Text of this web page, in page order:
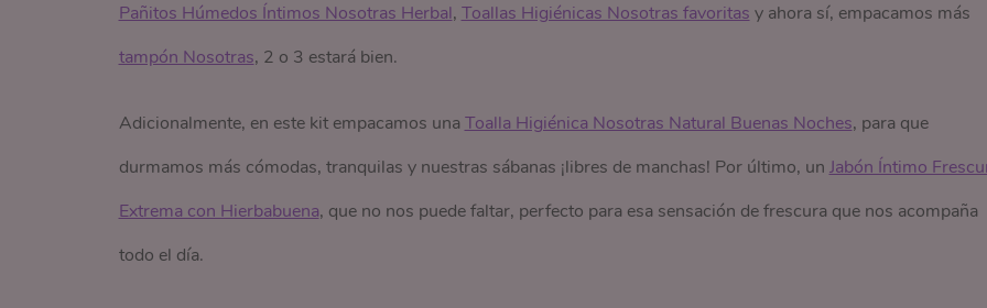
Pañitos Húmedos Íntimos Nosotras Herbal, Toallas Higiénicas Nosotras favoritas y ahora sí, empacamos más
tampón Nosotras, 2 o 3 estará bien.
Adicionalmente, en este kit empacamos una Toalla Higiénica Nosotras Natural Buenas Noches, para que
durmamos más cómodas, tranquilas y nuestras sábanas ¡libres de manchas! Por último, un Jabón Íntimo
Extrema con Hierbabuena, que no nos puede faltar, perfecto para esa sensación de frescura que nos acompaña
todo el día.